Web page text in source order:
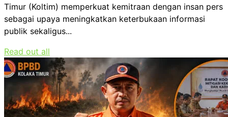
Timur (Koltim) memperkuat kemitraan dengan insan pers
sebagai upaya meningkatkan keterbukaan informasi
publik sekaligus...
Read out all